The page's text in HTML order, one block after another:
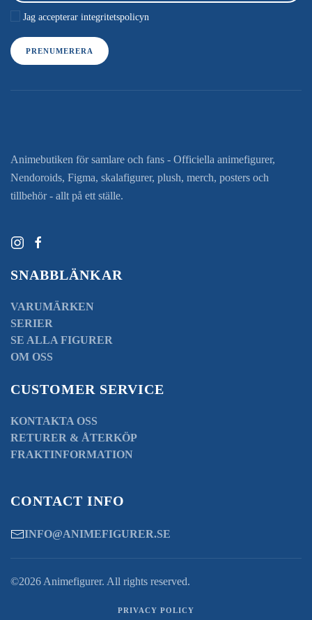
Jag accepterar integritetspolicyn
PRENUMERERA
Animebutiken för samlare och fans - Officiella animefigurer,
Nendoroids, Figma, skalafigurer, plush, merch, posters och
tillbehör - allt på ett ställe.
SNABBLÄNKAR
VARUMÄRKEN
SERIER
SE ALLA FIGURER
OM OSS
CUSTOMER SERVICE
KONTAKTA OSS
RETURER & ÅTERKÖP
FRAKTINFORMATION
CONTACT INFO
INFO@ANIMEFIGURER.SE
©2026 Animefigurer. All rights reserved.
PRIVACY POLICY